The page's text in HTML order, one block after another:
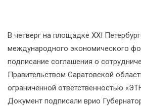
В четверг на площадке XXI
международного экономического
подписание соглашения о
Правительством Саратовской
ограниченной ответственностью
Документ подписали врио